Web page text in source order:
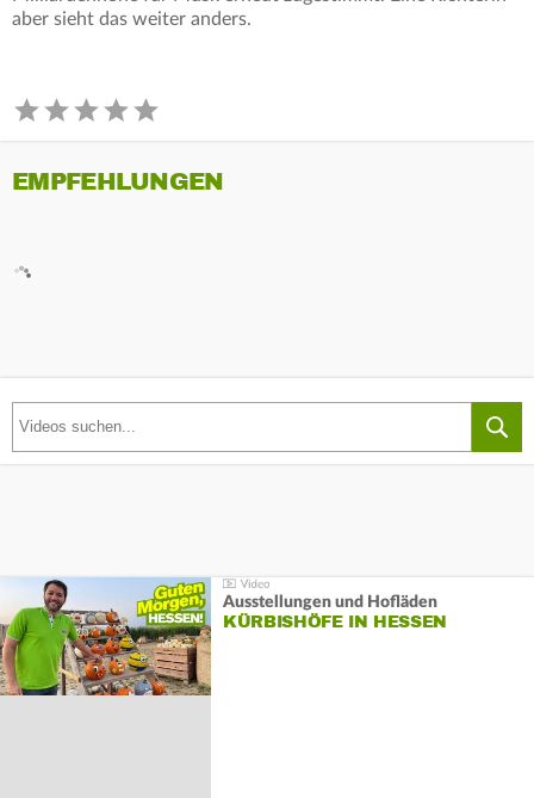
aber sieht das weiter anders.
EMPFEHLUNGEN
Ausstellungen und Hofläden
KÜRBISHÖFE IN HESSEN